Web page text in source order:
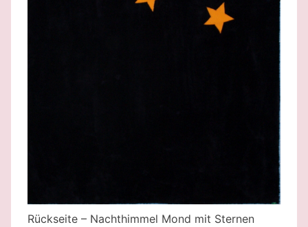
Rückseite – Nachthimmel Mond mit Sternen